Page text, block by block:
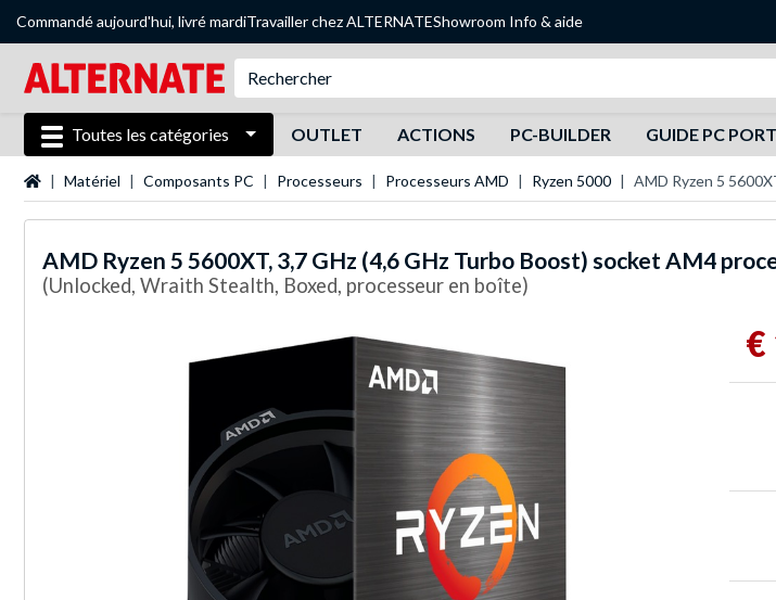
Commandé aujourd'hui, livré mardiTravailler chez ALTERNATEShowroom Info & aide
Toutes les catégories OUTLET ACTIONS PC-BUILDER GUIDE PC
Page d'accueil
Matériel Composants PC Processeurs Processeurs AMD Ryzen 5000 AMD Ryzen 5
AMD Ryzen 5 5600XT, 3,7 GHz (4,6 GHz Turbo Boost) socket AM4
(Unlocked, Wraith Stealth, Boxed, processeur en boîte)
€